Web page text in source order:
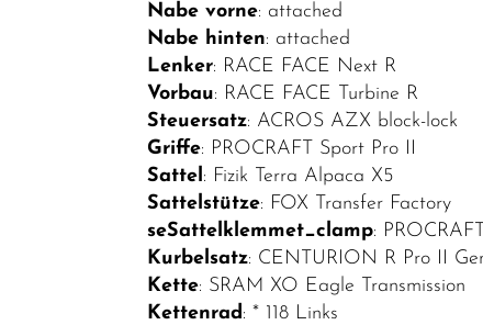
Nabe vorne: attached
Nabe hinten: attached
Lenker: RACE FACE Next R
Vorbau: RACE FACE Turbine R
Steuersatz: ACROS AZX block-lock
Griffe: PROCRAFT Sport Pro II
Sattel: Fizik Terra Alpaca X5
Sattelstütze: FOX Transfer Factory
seSattelklemmet_clamp:
Kurbelsatz: CENTURION R Pro II
Kette: SRAM XO Eagle Transmission
Kettenrad: * 118 Links